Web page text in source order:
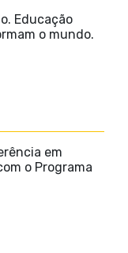
Educação
o mundo.
em
o Programa